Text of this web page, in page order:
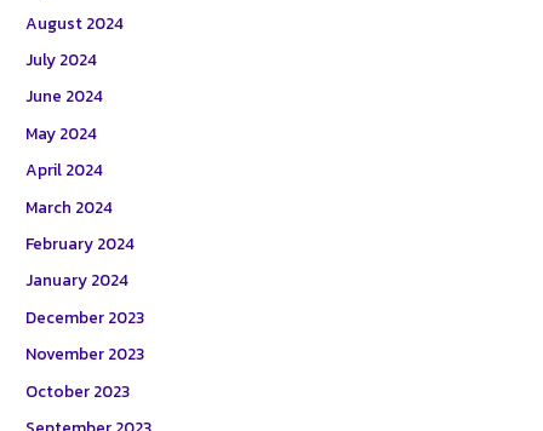
August 2024
July 2024
June 2024
May 2024
April 2024
March 2024
February 2024
January 2024
December 2023
November 2023
October 2023